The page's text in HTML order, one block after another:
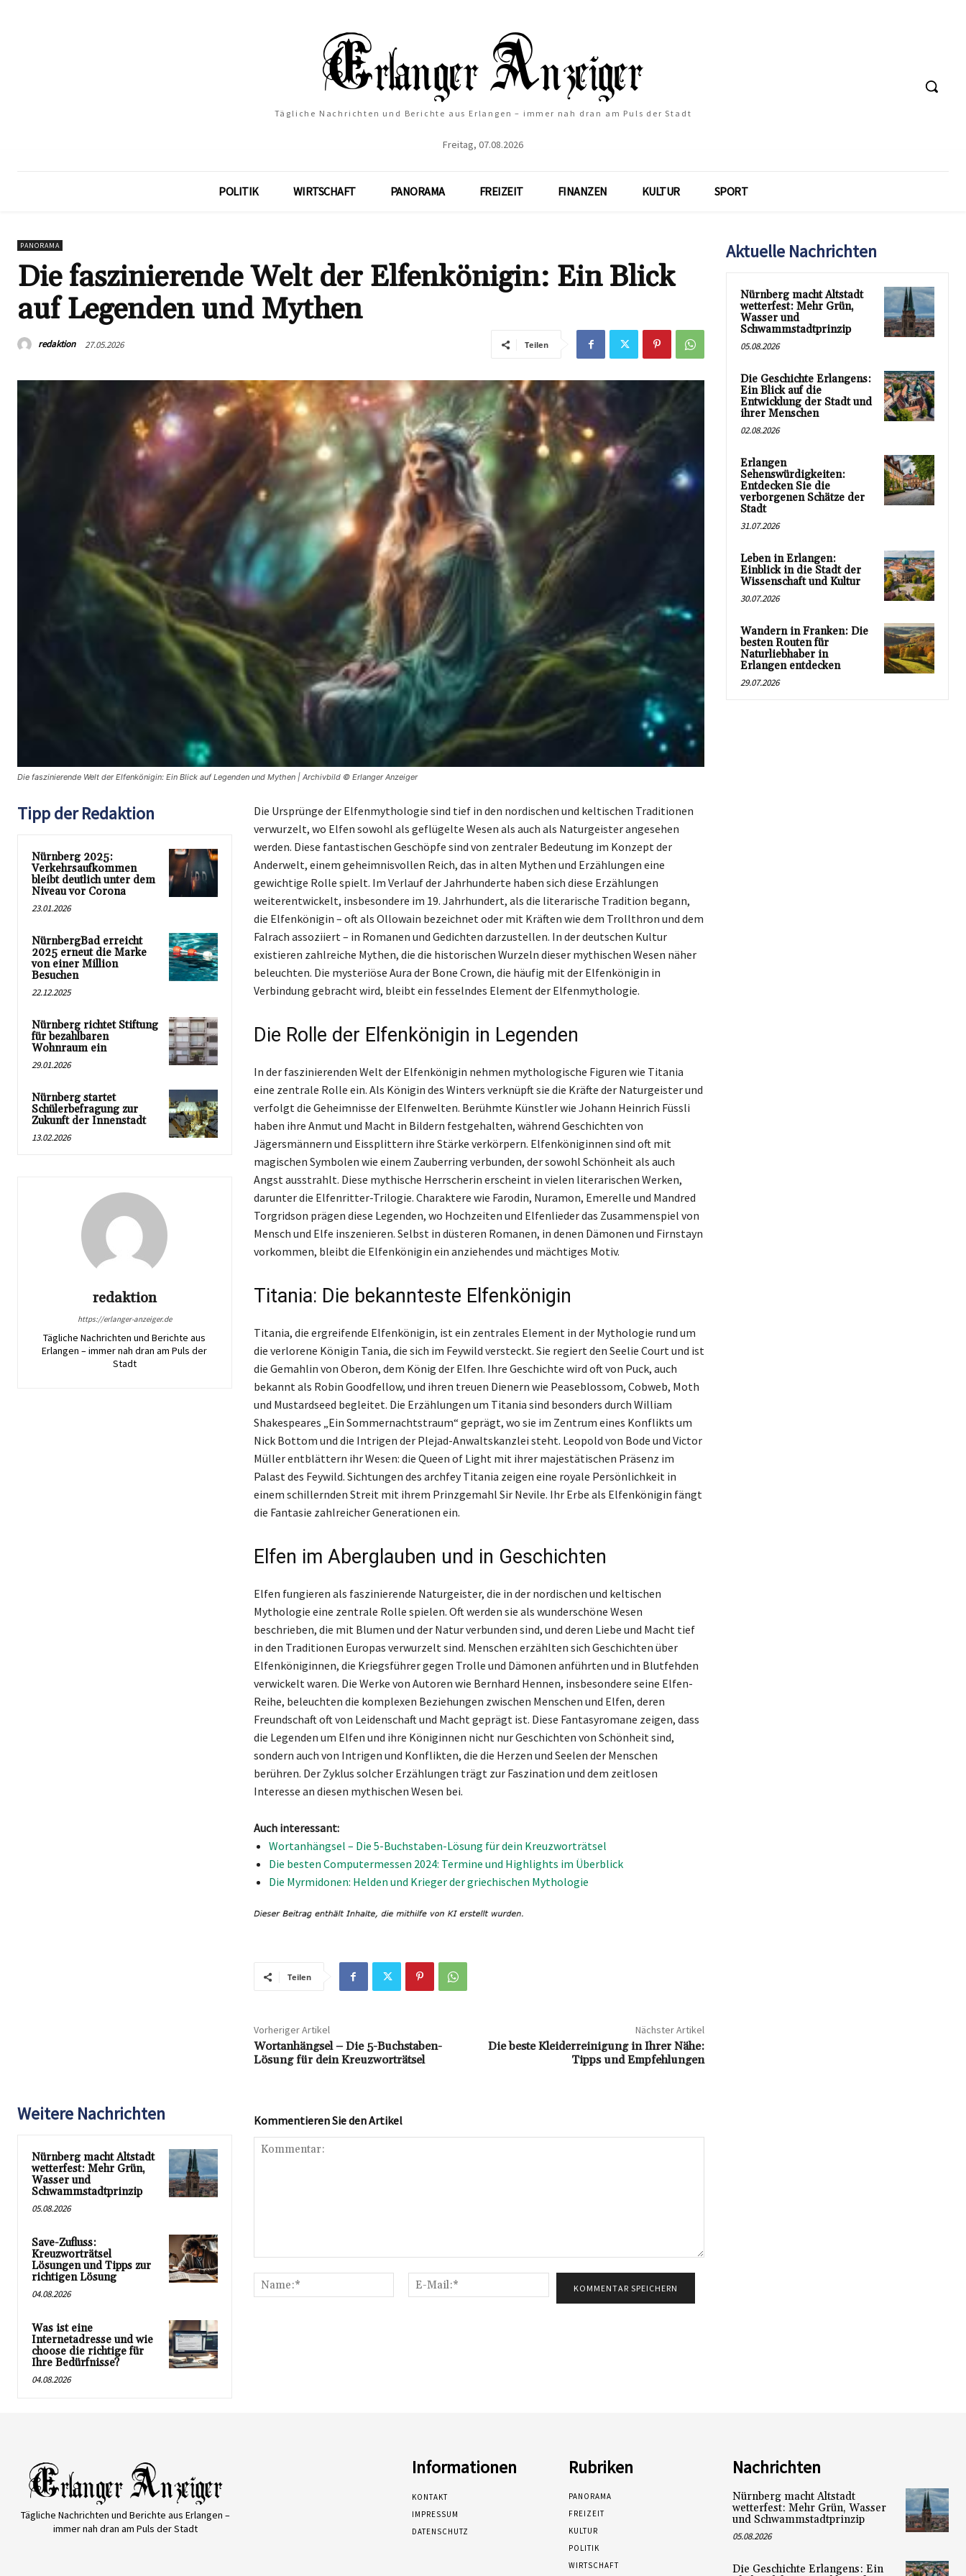
Tägliche Nachrichten und Berichte aus Erlangen – immer nah dran am Puls der Stadt
Freitag, 07.08.2026
POLITIK WIRTSCHAFT PANORAMA FREIZEIT FINANZEN KULTUR SPORT
PANORAMA
Die faszinierende Welt der Elfenkönigin: Ein Blick
auf Legenden und Mythen
redaktion 27.05.2026 Teilen
Die faszinierende Welt der Elfenkönigin: Ein Blick auf Legenden und Mythen | Archivbild © Erlanger Anzeiger
Tipp der Redaktion
Nürnberg 2025:
Verkehrsaufkommen
bleibt deutlich unter dem
Niveau vor Corona
23.01.2026
NürnbergBad erreicht
2025 erneut die Marke
von einer Million
Besuchen
22.12.2025
Nürnberg richtet Stiftung
für bezahlbaren
Wohnraum ein
29.01.2026
Nürnberg startet
Schülerbefragung zur
Zukunft der Innenstadt
13.02.2026
redaktion
https://erlanger-anzeiger.de
Tägliche Nachrichten und Berichte aus
Erlangen – immer nah dran am Puls der
Stadt
Die Ursprünge der Elfenmythologie sind tief in den nordischen und keltischen Traditionen
verwurzelt, wo Elfen sowohl als geflügelte Wesen als auch als Naturgeister angesehen
werden. Diese fantastischen Geschöpfe sind von zentraler Bedeutung im Konzept der
Anderwelt, einem geheimnisvollen Reich, das in alten Mythen und Erzählungen eine
gewichtige Rolle spielt. Im Verlauf der Jahrhunderte haben sich diese Erzählungen
weiterentwickelt, insbesondere im 19. Jahrhundert, als die literarische Tradition begann,
die Elfenkönigin – oft als Ollowain bezeichnet oder mit Kräften wie dem Trollthron und dem
Falrach assoziiert – in Romanen und Gedichten darzustellen. In der deutschen Kultur
existieren zahlreiche Mythen, die die historischen Wurzeln dieser mythischen Wesen näher
beleuchten. Die mysteriöse Aura der Bone Crown, die häufig mit der Elfenkönigin in
Verbindung gebracht wird, bleibt ein fesselndes Element der Elfenmythologie.
Die Rolle der Elfenkönigin in Legenden
In der faszinierenden Welt der Elfenkönigin nehmen mythologische Figuren wie Titania
eine zentrale Rolle ein. Als Königin des Winters verknüpft sie die Kräfte der Naturgeister und
verfolgt die Geheimnisse der Elfenwelten. Berühmte Künstler wie Johann Heinrich Füssli
haben ihre Anmut und Macht in Bildern festgehalten, während Geschichten von
Jägersmännern und Eissplittern ihre Stärke verkörpern. Elfenköniginnen sind oft mit
magischen Symbolen wie einem Zauberring verbunden, der sowohl Schönheit als auch
Angst ausstrahlt. Diese mythische Herrscherin erscheint in vielen literarischen Werken,
darunter die Elfenritter-Trilogie. Charaktere wie Farodin, Nuramon, Emerelle und Mandred
Torgridson prägen diese Legenden, wo Hochzeiten und Elfenlieder das Zusammenspiel von
Mensch und Elfe inszenieren. Selbst in düsteren Romanen, in denen Dämonen und Firnstayn
vorkommen, bleibt die Elfenkönigin ein anziehendes und mächtiges Motiv.
Titania: Die bekannteste Elfenkönigin
Titania, die ergreifende Elfenkönigin, ist ein zentrales Element in der Mythologie rund um
die verlorene Königin Tania, die sich im Feywild versteckt. Sie regiert den Seelie Court und ist
die Gemahlin von Oberon, dem König der Elfen. Ihre Geschichte wird oft von Puck, auch
bekannt als Robin Goodfellow, und ihren treuen Dienern wie Peaseblossom, Cobweb, Moth
und Mustardseed begleitet. Die Erzählungen um Titania sind besonders durch William
Shakespeares „Ein Sommernachtstraum“ geprägt, wo sie im Zentrum eines Konflikts um
Nick Bottom und die Intrigen der Plejad-Anwaltskanzlei steht. Leopold von Bode und Victor
Müller entblättern ihr Wesen: die Queen of Light mit ihrer majestätischen Präsenz im
Palast des Feywild. Sichtungen des archfey Titania zeigen eine royale Persönlichkeit in
einem schillernden Streit mit ihrem Prinzgemahl Sir Nevile. Ihr Erbe als Elfenkönigin fängt
die Fantasie zahlreicher Generationen ein.
Elfen im Aberglauben und in Geschichten
Elfen fungieren als faszinierende Naturgeister, die in der nordischen und keltischen
Mythologie eine zentrale Rolle spielen. Oft werden sie als wunderschöne Wesen
beschrieben, die mit Blumen und der Natur verbunden sind, und deren Liebe und Macht tief
in den Traditionen Europas verwurzelt sind. Menschen erzählten sich Geschichten über
Elfenköniginnen, die Kriegsführer gegen Trolle und Dämonen anführten und in Blutfehden
verwickelt waren. Die Werke von Autoren wie Bernhard Hennen, insbesondere seine Elfen-
Reihe, beleuchten die komplexen Beziehungen zwischen Menschen und Elfen, deren
Freundschaft oft von Leidenschaft und Macht geprägt ist. Diese Fantasyromane zeigen, dass
die Legenden um Elfen und ihre Königinnen nicht nur Geschichten von Schönheit sind,
sondern auch von Intrigen und Konflikten, die die Herzen und Seelen der Menschen
berühren. Der Zyklus solcher Erzählungen trägt zur Faszination und dem zeitlosen
Interesse an diesen mythischen Wesen bei.
Auch interessant:
Wortanhängsel – Die 5-Buchstaben-Lösung für dein Kreuzworträtsel
Die besten Computermessen 2024: Termine und Highlights im Überblick
Die Myrmidonen: Helden und Krieger der griechischen Mythologie
Teilen
Vorheriger Artikel
Wortanhängsel – Die 5-Buchstaben-
Lösung für dein Kreuzworträtsel
Nächster Artikel
Die beste Kleiderreinigung in Ihrer Nähe:
Tipps und Empfehlungen
Weitere Nachrichten
Nürnberg macht Altstadt
wetterfest: Mehr Grün,
Wasser und
Schwammstadtprinzip
05.08.2026
Save-Zufluss:
Kreuzworträtsel
Lösungen und Tipps zur
richtigen Lösung
04.08.2026
Was ist eine
Internetadresse und wie
choose die richtige für
Ihre Bedürfnisse?
04.08.2026
Kommentieren Sie den Artikel
Name:*
Mail:*
Aktuelle Nachrichten
Nürnberg macht Altstadt
wetterfest: Mehr Grün,
Wasser und
Schwammstadtprinzip
05.08.2026
Die Geschichte Erlangens:
Ein Blick auf die
Entwicklung der Stadt und
ihrer Menschen
02.08.2026
Erlangen
Sehenswürdigkeiten:
Entdecken Sie die
verborgenen Schätze der
Stadt
31.07.2026
Leben in Erlangen:
Einblick in die Stadt der
Wissenschaft und Kultur
30.07.2026
Wandern in Franken: Die
besten Routen für
Naturliebhaber in
Erlangen entdecken
29.07.2026
Tägliche Nachrichten und Berichte aus Erlangen –
immer nah dran am Puls der Stadt
Informationen
KONTAKT
IMPRESSUM
DATENSCHUTZ
Rubriken
PANORAMA
FREIZEIT
KULTUR
POLITIK
WIRTSCHAFT
Nachrichten
Nürnberg macht Altstadt
wetterfest: Mehr Grün, Wasser
und Schwammstadtprinzip
05.08.2026
Die Geschichte Erlangens: Ein